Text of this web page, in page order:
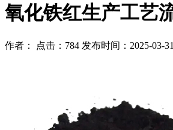
氧化铁红生产工艺
作者： 点击：784 发布时间：2025-03-31